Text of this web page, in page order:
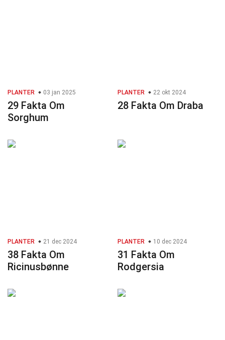
PLANTER 03 jan 2025
29 Fakta Om
Sorghum
PLANTER 22 okt 2024
28 Fakta Om Draba
PLANTER 21 dec 2024
38 Fakta Om
Ricinusbønne
PLANTER 10 dec 2024
31 Fakta Om
Rodgersia